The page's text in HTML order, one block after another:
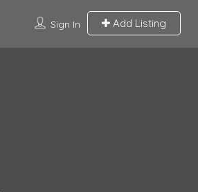
Sign In Add Listing